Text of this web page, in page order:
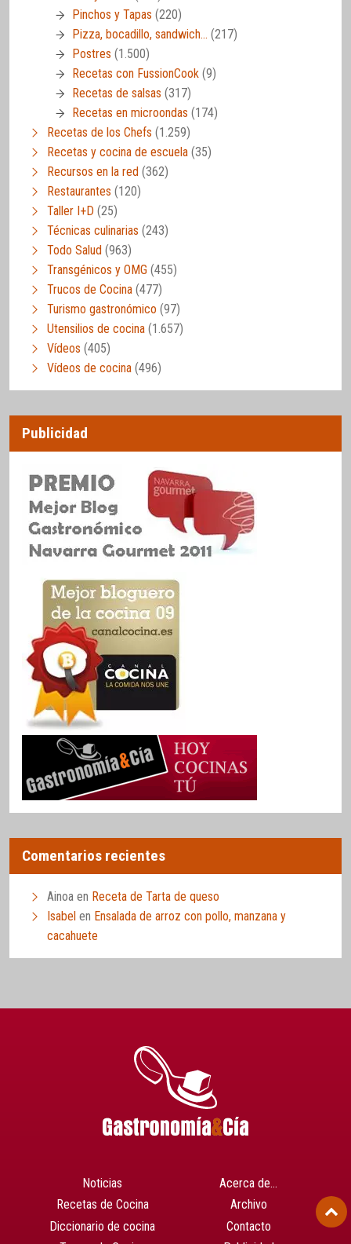
Pinchos y Tapas (220)
Pizza, bocadillo, sandwich… (217)
Postres (1.500)
Recetas con FussionCook (9)
Recetas de salsas (317)
Recetas en microondas (174)
Recetas de los Chefs (1.259)
Recetas y cocina de escuela (35)
Recursos en la red (362)
Restaurantes (120)
Taller I+D (25)
Técnicas culinarias (243)
Todo Salud (963)
Transgénicos y OMG (455)
Trucos de Cocina (477)
Turismo gastronómico (97)
Utensilios de cocina (1.657)
Vídeos (405)
Vídeos de cocina (496)
Publicidad
Comentarios recientes
Ainoa en Receta de Tarta de queso
Isabel en Ensalada de arroz con pollo, manzana y
cacahuete
Noticias
Recetas de Cocina
Diccionario de cocina
Acerca de…
Archivo
Contacto